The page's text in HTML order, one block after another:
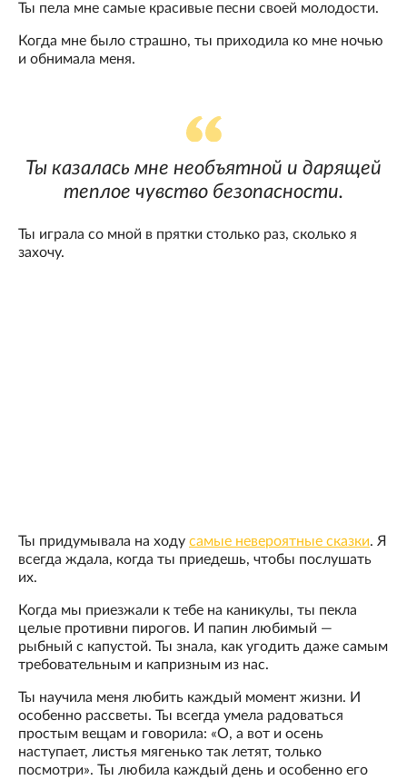
Ты пела мне самые красивые песни своей молодости.
Когда мне было страшно, ты приходила ко мне ночью
и обнимала меня.
Ты казалась мне необъятной и дарящей
теплое чувство безопасности.
Ты играла со мной в прятки столько раз, сколько я
захочу.
Ты придумывала на ходу самые невероятные сказки. Я
всегда ждала, когда ты приедешь, чтобы послушать
их.
Когда мы приезжали к тебе на каникулы, ты пекла
целые противни пирогов. И папин любимый —
рыбный с капустой. Ты знала, как угодить даже самым
требовательным и капризным из нас.
Ты научила меня любить каждый момент жизни. И
особенно рассветы. Ты всегда умела радоваться
простым вещам и говорила: «О, а вот и осень
наступает, листья мягенько так летят, только
посмотри». Ты любила каждый день и особенно его